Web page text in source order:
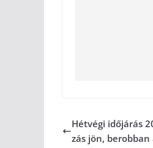
Hétvégi időjárás
zás jön, berobban